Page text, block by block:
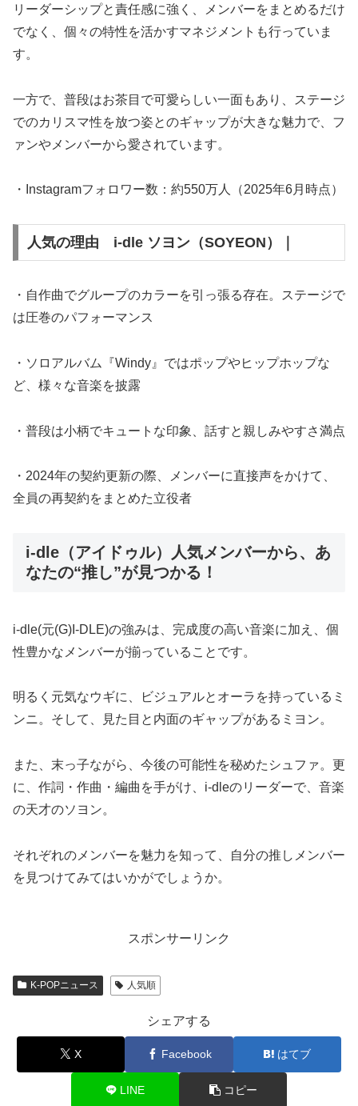
リーダーシップと責任感に強く、メンバーをまとめるだけ
でなく、個々の特性を活かすマネジメントも行っていま
す。
一方で、普段はお茶目で可愛らしい一面もあり、ステージ
でのカリスマ性を放つ姿とのギャップが大きな魅力で、フ
ァンやメンバーから愛されています。
・Instagramフォロワー数：約550万人（2025年6月時点）
人気の理由 i-dle ソヨン（SOYEON）｜
・自作曲でグループのカラーを引っ張る存在。ステージで
は圧巻のパフォーマンス
・ソロアルバム『Windy』ではポップやヒップホップな
ど、様々な音楽を披露
・普段は小柄でキュートな印象、話すと親しみやすさ満点
・2024年の契約更新の際、メンバーに直接声をかけて、
全員の再契約をまとめた立役者
i-dle（アイドゥル）人気メンバーから、あ
なたの“推し”が見つかる！
i-dle(元(G)I-DLE)の強みは、完成度の高い音楽に加え、個
性豊かなメンバーが揃っていることです。
明るく元気なウギに、
ビジュアルとオーラを持っているミ
ンニ。そして、見た目と内面のギャップがあるミヨン。
また、末っ子ながら、今後の可能性を秘めたシュファ。更
に、作詞・作曲・編曲を手がけ、i-dleのリーダーで、音楽
の天才のソヨン。
それぞれのメンバーを魅力を知って、自分の推しメンバー
を見つけてみてはいかがでしょうか。
スポンサーリンク
K-POPニュース 人気順
シェアする
X Facebook はてブ
LINE コピー